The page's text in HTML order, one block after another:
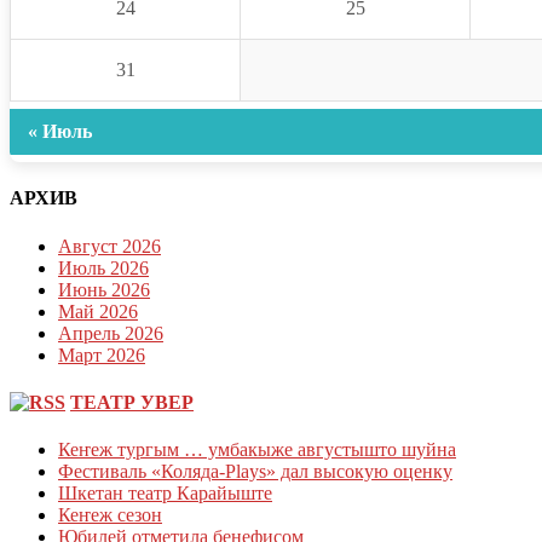
24 25
31
« Июль
АРХИВ
Август 2026
Июль 2026
Июнь 2026
Май 2026
Апрель 2026
Март 2026
ТЕАТР УВЕР
Кеҥеж тургым … умбакыже августышто шуйна
Фестиваль «Коляда-Plays» дал высокую оценку
Шкетан театр Карайыште
Кеҥеж сезон
Юбилей отметила бенефисом